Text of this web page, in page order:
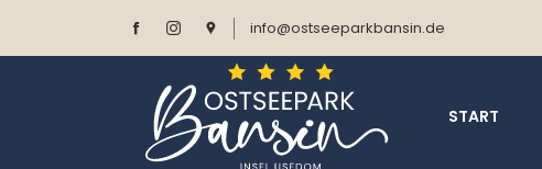
info@ostseeparkbansin.de
START